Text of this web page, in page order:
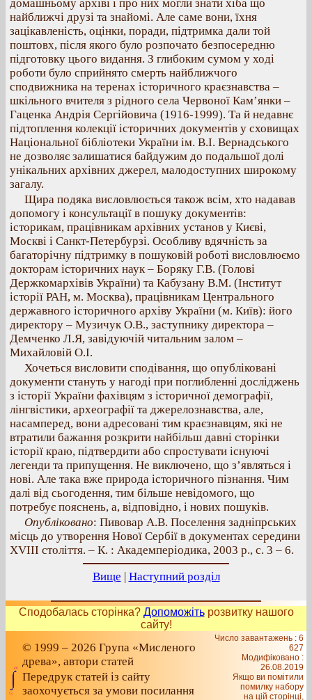
домашньому архіві і про них могли знати хіба що
найближчі друзі та знайомі. Але саме вони, їхня
зацікавленість, оцінки, поради, підтримка дали той
поштовх, після якого було розпочато безпосередню
підготовку цього видання. З глибоким сумом у ході
роботи було сприйнято смерть найближчого
сподвижника на теренах історичного краєзнавства –
шкільного вчителя з рідного села Червоної Кам’янки –
Гаценка Андрія Сергійовича (1916-1999). Та й недавнє
підтоплення колекції історичних документів у сховищах
Національної бібліотеки України ім. В.І. Вернадського
не дозволяє залишатися байдужим до подальшої долі
унікальних архівних джерел, малодоступних широкому
загалу.
Щира подяка висловлюється також всім, хто надавав
допомогу і консультації в пошуку документів:
історикам, працівникам архівних установ у Києві,
Москві і Санкт-Петербурзі. Особливу вдячність за
багаторічну підтримку в пошуковій роботі висловлюємо
докторам історичних наук – Боряку Г.В. (Голові
Держкомархівів України) та Кабузану В.М. (Інститут
історії РАН, м. Москва), працівникам Центрального
державного історичного архіву України (м. Київ): його
директору – Музичук О.В., заступнику директора –
Демченко Л.Я, завідуючій читальним залом –
Михайловій О.І.
Хочеться висловити сподівання, що опубліковані
документи стануть у нагоді при поглибленні досліджень
з історії України фахівцям з історичної демографії,
лінгвістики, археографії та джерелознавства, але,
насамперед, вони адресовані тим краєзнавцям, які не
втратили бажання розкрити найбільш давні сторінки
історії краю, підтвердити або спростувати існуючі
легенди та припущення. Не виключено, що з’являться і
нові. Але така вже природа історичного пізнання. Чим
далі від сьогодення, тим більше невідомого, що
потребує пояснень, а, відповідно, і нових пошуків.
Опубліковано: Пивовар А.В. Поселення задніпрських
місць до утворення Нової Сербії в документах середини
ХVІІІ століття. – К. : Академперіодика, 2003 р., c. 3 – 6.
Вище | Наступний розділ
Сподобалась сторінка? Допоможітьрозвитку нашого
сайту!
© 1999 – 2026 Група «Мисленого
древа», автори статей
Передрук статей із сайту
заохочується за умови посилання
Число завантажень : 6
627
Модифіковано :
26.08.2019
Якщо ви помітили
помилку набору
на цiй сторiнцi,